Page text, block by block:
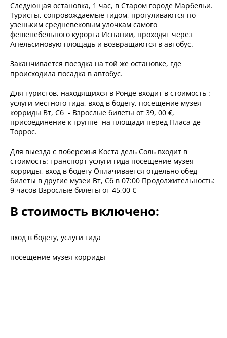
Следующая остановка, 1 час, в Старом городе Марбельи.
Туристы, сопровождаемые гидом, прогуливаются по
узеньким средневековым улочкам самого
фешенебельного курорта Испании, проходят через
Апельсиновую площадь и возвращаются в автобус.
Заканчивается поездка на той же остановке, где
происходила посадка в автобус.
Для туристов, находящихся в Ронде входит в стоимость :
услуги местного гида, вход в бодегу, посещение музея
корриды Вт, Сб - Взрослые билеты от 39, 00 €,
присоединение к группе на площади перед Пласа де
Торрос.
Для выезда с побережья Коста дель Соль входит в
стоимость: транспорт услуги гида посещение музея
корриды, вход в бодегу Оплачивается отдельно обед
билеты в другие музеи Вт, Сб в 07:00 Продолжительность:
9 часов Взрослые билеты от 45,00 €
В стоимость включено:
вход в бодегу, услуги гида
посещение музея корриды